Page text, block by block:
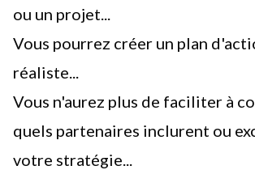
ou un projet...
Vous pourrez créer un plan
réaliste...
Vous n'aurez plus de faciliter à
quels partenaires inclurent ou
votre stratégie...